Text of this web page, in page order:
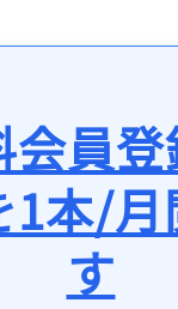
会員
1本/
す